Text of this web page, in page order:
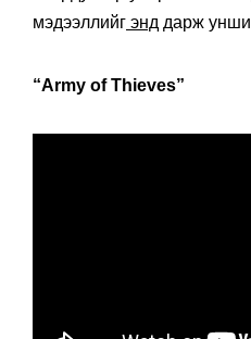
мэдээллийг энд дарж
“Army of Thieves”